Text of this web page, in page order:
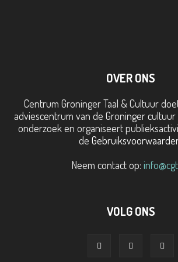
OVER ONS
Centrum Groninger Taal & Cultuur
adviescentrum van de Groninger
onderzoek en organiseert
de
Neem contact op:
VOLG ONS